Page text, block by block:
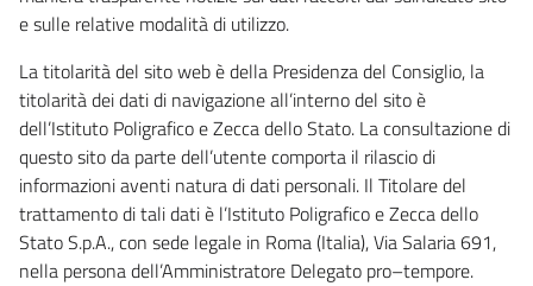
e sulle relative modalità di utilizzo.
La titolarità del sito web è della Presidenza del Consiglio, la
titolarità dei dati di navigazione all’interno del sito è
dell’Istituto Poligrafico e Zecca dello Stato. La consultazione di
questo sito da parte dell’utente comporta il rilascio di
informazioni aventi natura di dati personali. Il Titolare del
trattamento di tali dati è l’Istituto Poligrafico e Zecca dello
Stato S.p.A., con sede legale in Roma (Italia), Via Salaria 691,
nella persona dell’Amministratore Delegato pro–tempore.